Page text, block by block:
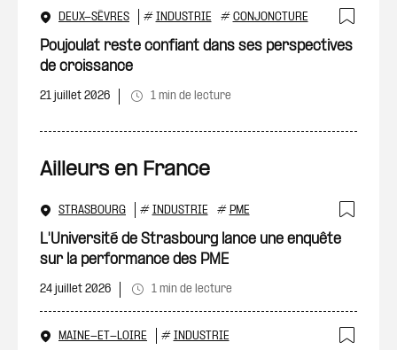
DEUX-SÈVRES # INDUSTRIE # CONJONCTURE
Poujoulat reste confiant dans ses perspectives
de croissance
21 juillet 2026 1 min de lecture
Ailleurs en France
STRASBOURG # INDUSTRIE # PME
L'Université de Strasbourg lance une enquête
sur la performance des PME
24 juillet 2026 1 min de lecture
MAINE-ET-LOIRE # INDUSTRIE